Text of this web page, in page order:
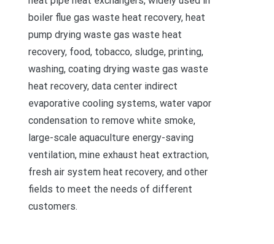
boiler flue gas waste heat recovery, heat
pump drying waste gas waste heat
recovery, food, tobacco, sludge, printing,
washing, coating drying waste gas waste
heat recovery, data center indirect
evaporative cooling systems, water vapor
condensation to remove white smoke,
large-scale aquaculture energy-saving
ventilation, mine exhaust heat extraction,
fresh air system heat recovery, and other
fields to meet the needs of different
customers.